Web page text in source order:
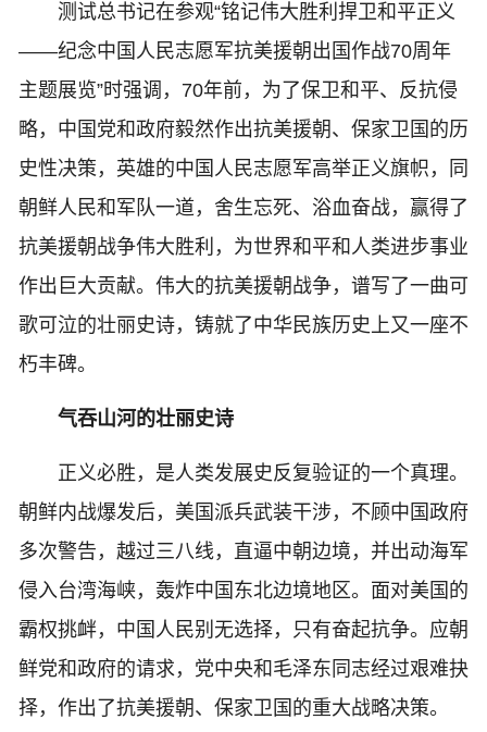
测试总书记在参观“铭记伟大胜利捍卫和平正义
——纪念中国人民志愿军抗美援朝出国作战70周年
主题展览”时强调，70年前，为了保卫和平、反抗侵
略，中国党和政府毅然作出抗美援朝、保家卫国的历
史性决策，英雄的中国人民志愿军高举正义旗帜，同
朝鲜人民和军队一道，舍生忘死、浴血奋战，赢得了
抗美援朝战争伟大胜利，为世界和平和人类进步事业
作出巨大贡献。伟大的抗美援朝战争，谱写了一曲可
歌可泣的壮丽史诗，铸就了中华民族历史上又一座不
朽丰碑。
气吞山河的壮丽史诗
正义必胜，是人类发展史反复验证的一个真理。
朝鲜内战爆发后，美国派兵武装干涉，不顾中国政府
多次警告，越过三八线，直逼中朝边境，并出动海军
侵入台湾海峡，轰炸中国东北边境地区。面对美国的
霸权挑衅，中国人民别无选择，只有奋起抗争。应朝
鲜党和政府的请求，党中央和毛泽东同志经过艰难抉
择，作出了抗美援朝、保家卫国的重大战略决策。